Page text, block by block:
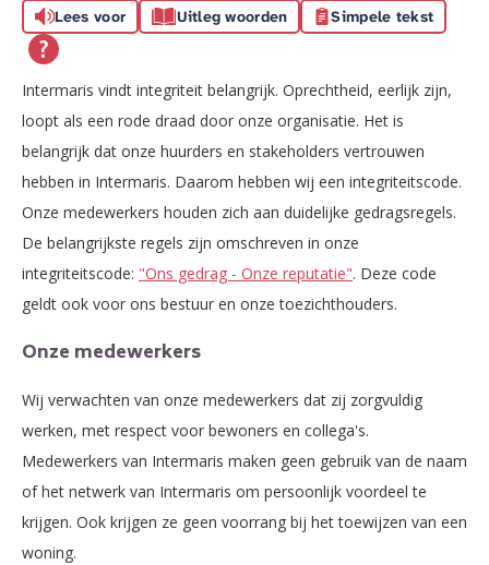
Lees voor Uitleg woorden Simpele tekst
Intermaris vindt integriteit belangrijk. Oprechtheid, eerlijk zijn,
loopt als een rode draad door onze organisatie. Het is
belangrijk dat onze huurders en stakeholders vertrouwen
hebben in Intermaris. Daarom hebben wij een integriteitscode.
Onze medewerkers houden zich aan duidelijke gedragsregels.
De belangrijkste regels zijn omschreven in onze
integriteitscode: "Ons gedrag - Onze reputatie". Deze code
geldt ook voor ons bestuur en onze toezichthouders.
Onze medewerkers
Wij verwachten van onze medewerkers dat zij zorgvuldig
werken, met respect voor bewoners en collega's.
Medewerkers van Intermaris maken geen gebruik van de naam
of het netwerk van Intermaris om persoonlijk voordeel te
krijgen. Ook krijgen ze geen voorrang bij het toewijzen van een
woning.